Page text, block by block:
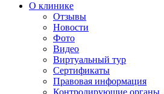
О клинике
Отзывы
Новости
Фото
Видео
Виртуальный тур
Сертификаты
Правовая информация
Контролирующие органы